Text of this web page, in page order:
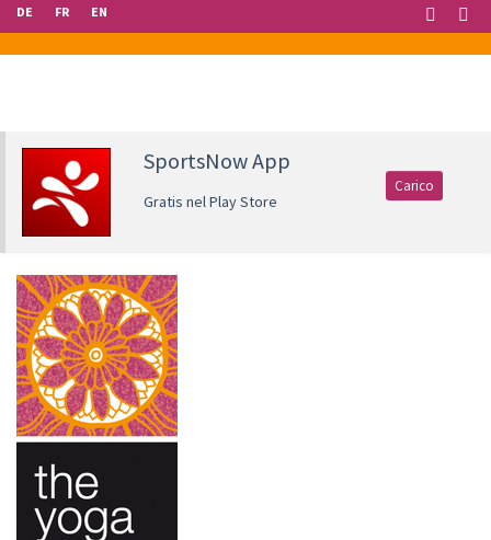
DE FR EN
SportsNow App
Gratis nel Play Store
Carico